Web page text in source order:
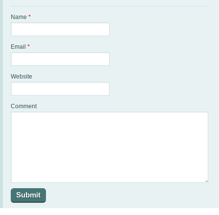
Name *
Email *
Website
Comment